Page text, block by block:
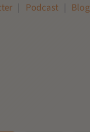
| Podcast | Blog